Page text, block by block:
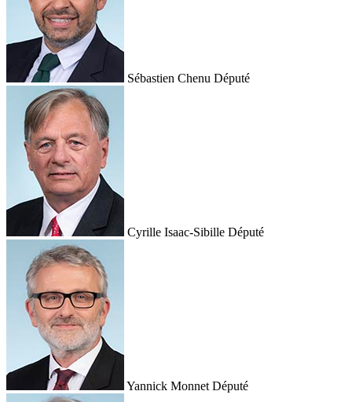
Sébastien Chenu Député
Cyrille Isaac-Sibille Député
Yannick Monnet Député